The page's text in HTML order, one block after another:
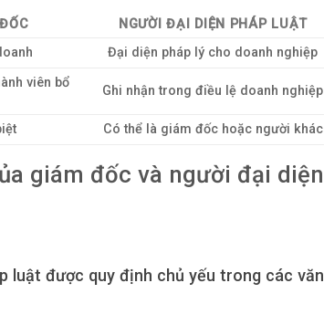
NGƯỜI ĐẠI DIỆN PHÁP LUẬT
Đại diện pháp lý cho doanh nghiệp
viên bổ
Ghi nhận trong điều lệ doanh nghiệp
Có thể là giám đốc hoặc người khác
giám đốc và người đại diện
luật được quy định chủ yếu trong các văn